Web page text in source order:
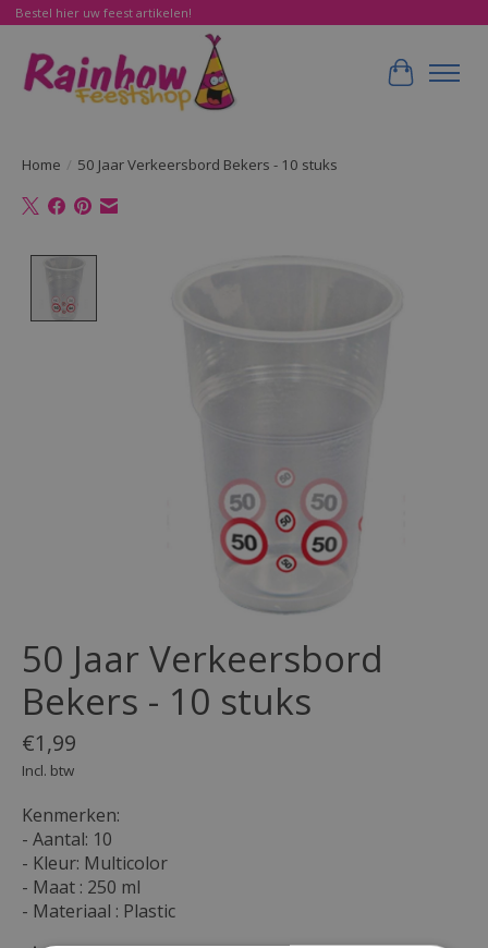
Bestel hier uw feest artikelen!
Home / 50 Jaar Verkeersbord Bekers - 10 stuks
Product image slideshow Items
50 Jaar Verkeersbord
Bekers - 10 stuks
€1,99
Incl. btw
Kenmerken:
- Aantal: 10
- Kleur: Multicolor
- Maat : 250 ml
- Materiaal : Plastic